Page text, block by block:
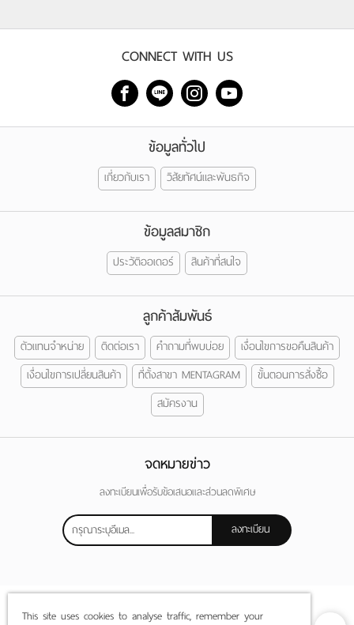
CONNECT WITH US
ข้อมูลทั่วไป
เกี่ยวกับเรา วิสัยทัศน์และพันธกิจ
ข้อมูลสมาชิก
ประวัติออเดอร์ สินค้าที่สนใจ
ลูกค้าสัมพันธ์
ตัวแทนจำหน่าย ติดต่อเรา คำถามที่พบบ่อย
เงื่อนไขการขอคืนสินค้า
เงื่อนไขการเปลี่ยนสินค้า
ที่ตั้งสาขา MENTAGRAM
ขั้นตอนการสั่งซื้อ
สมัครงาน
จดหมายข่าว
ลงทะเบียนเพื่อรับข้อเสนอและส่วนลดพิเศษ
ลงทะเบียน
This site uses cookies to analyse traffic, remember your